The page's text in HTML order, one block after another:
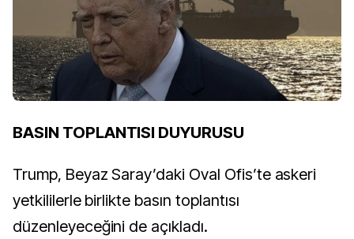
BASIN TOPLANTISI DUYURUSU
Trump, Beyaz Saray’daki Oval Ofis’te askeri
yetkililerle birlikte basın toplantısı
düzenleyeceğini de açıkladı.